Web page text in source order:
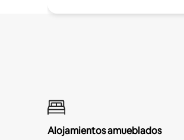
Alojamientos amueblados